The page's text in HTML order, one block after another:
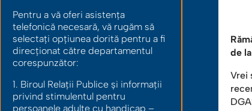
Pentru a vă oferi asistența
telefonică necesară, vă rugăm să
selectați opțiunea dorită pentru a fi
direcționat către departamentul
corespunzător:
1. Biroul Relații Publice și informații
privind stimulentul pentru
persoanele adulte cu handicap –
de
Vrei